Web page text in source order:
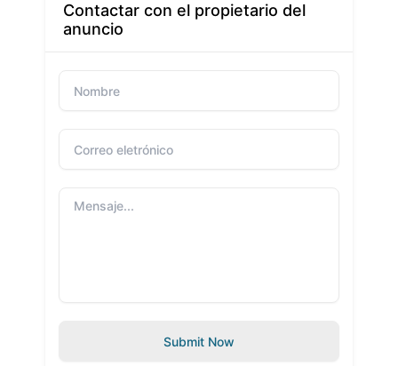
Contactar con el propietario del
anuncio
Submit Now